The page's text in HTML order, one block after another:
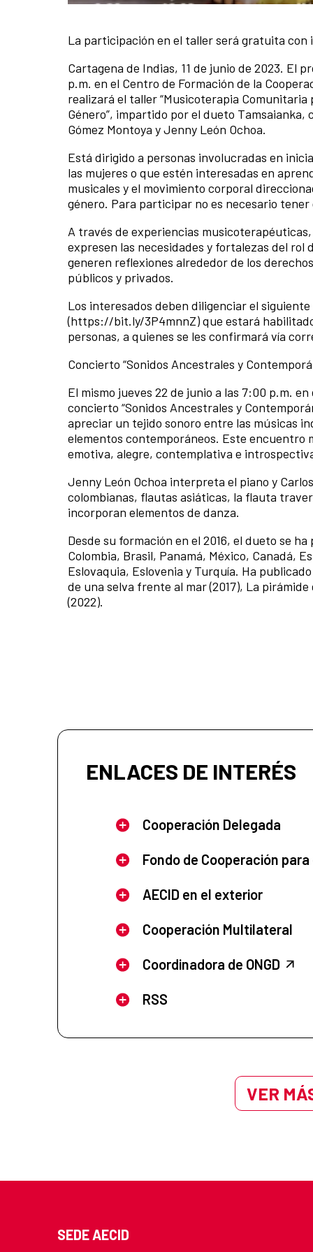
Contenido de la noticia
La participación en el taller será gratuita
Cartagena de Indias, 11 de junio de 2023. El
p.m. en el Centro de Formación de la
realizará el taller “Musicoterapia
Género”, impartido por el dueto
Gómez Montoya y Jenny León Ochoa.
Está dirigido a personas involucradas en
las mujeres o que estén interesadas en
musicales y el movimiento corporal
género. Para participar no es necesario
A través de experiencias
expresen las necesidades y fortalezas del
generen reflexiones alrededor de los
públicos y privados.
Los interesados deben diligenciar el
(https://bit.ly/3P4mnnZ) que estará
personas, a quienes se les confirmará vía
Concierto “Sonidos Ancestrales y
El mismo jueves 22 de junio a las 7:00 p.m.
concierto “Sonidos Ancestrales y
apreciar un tejido sonoro entre las músicas
elementos contemporáneos. Este
emotiva, alegre, contemplativa e
Jenny León Ochoa interpreta el piano y
colombianas, flautas asiáticas, la flauta
incorporan elementos de danza.
Desde su formación en el 2016, el dueto se
Colombia, Brasil, Panamá, México, Canadá,
Eslovaquia, Eslovenia y Turquía. Ha
de una selva frente al mar (2017), La
(2022).
ENLACES DE INTERÉS
Cooperación Delegada
Fondo de Cooperación
AECID en el exterior
Cooperación Multilateral
Coordinadora de ONGD
RSS
VER
SEDE AECID